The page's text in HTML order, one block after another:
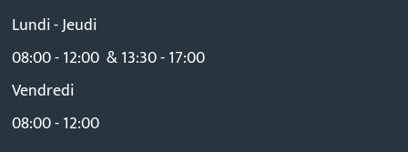
Lundi - Jeudi
08:00 - 12:00 & 13:30 - 17:00
Vendredi
08:00 - 12:00